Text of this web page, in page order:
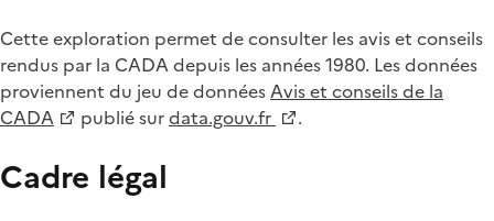
Cette exploration permet de consulter les avis et conseils
rendus par la CADA depuis les années 1980. Les données
proviennent du jeu de donnéesAvis et conseils de la
CADA
publié surdata.gouv.fr .
Cadre légal